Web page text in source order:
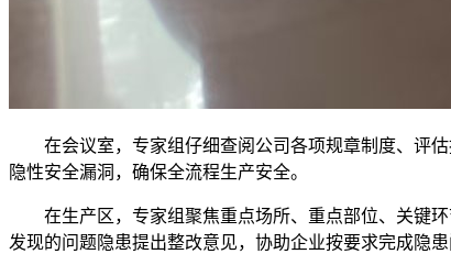
在会议室，专家组仔细查阅公司各项规章制度、评
隐性安全漏洞，确保全流程生产安全。
在生产区，专家组聚焦重点场所、重点部位、关键
发现的问题隐患提出整改意见，协助企业按要求完成隐